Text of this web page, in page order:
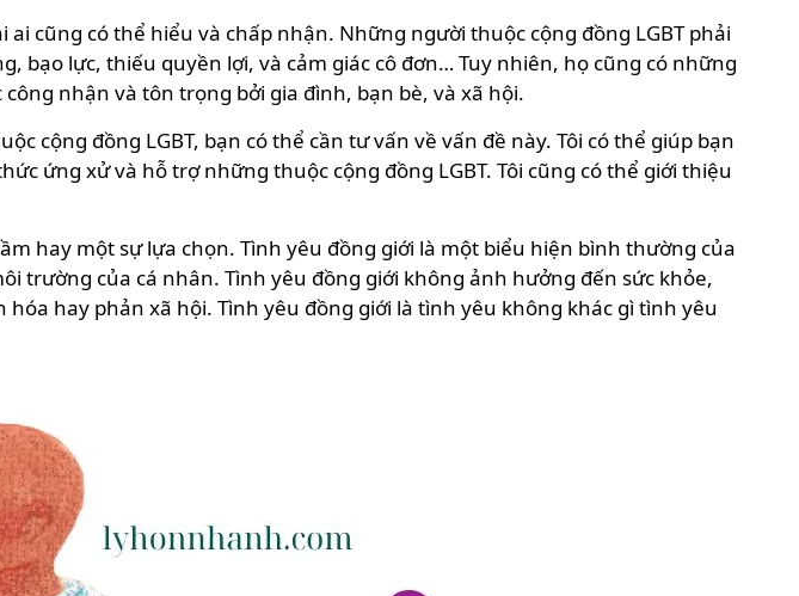
cũng có thể hiểu và chấp nhận. Những người thuộc cộng đồng LGBT phải
bạo lực, thiếu quyền lợi, và cảm giác cô đơn… Tuy nhiên, họ cũng có những
nhận và tôn trọng bởi gia đình, bạn bè, và xã hội.
cộng đồng LGBT, bạn có thể cần tư vấn về vấn đề này. Tôi có thể giúp bạn
ứng xử và hỗ trợ những thuộc cộng đồng LGBT. Tôi cũng có thể giới thiệu
hay một sự lựa chọn. Tình yêu đồng giới là một biểu hiện bình thường của
trường của cá nhân. Tình yêu đồng giới không ảnh hưởng đến sức khỏe,
hay phản xã hội. Tình yêu đồng giới là tình yêu không khác gì tình yêu